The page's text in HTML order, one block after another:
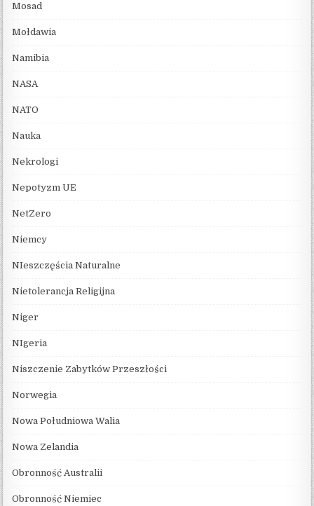
Mosad
Mołdawia
Namibia
NASA
NATO
Nauka
Nekrologi
Nepotyzm UE
NetZero
Niemcy
NIeszczęścia Naturalne
Nietolerancja Religijna
Niger
NIgeria
Niszczenie Zabytków Przeszłości
Norwegia
Nowa Południowa Walia
Nowa Zelandia
Obronność Australii
Obronność Niemiec